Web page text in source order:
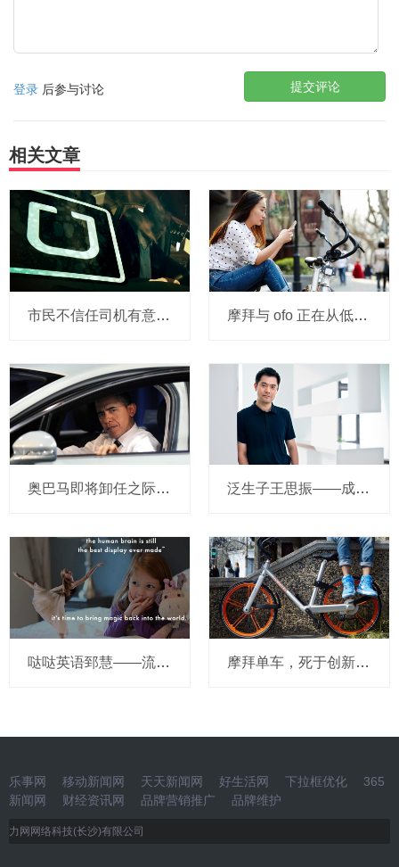
登录 后参与讨论 提交评论
相关文章
市民不信任司机有意见，Uber的匹兹堡自动驾驶路试难度不小，路况也来捣乱 摩拜与 ofo 正在从低端出发颠覆滴滴？三家的机会与风险
奥巴马即将卸任之际，要让无人驾驶汽车合法化？ 泛生子王思振——成立两年，融资数亿，基因检测如何帮助人类战胜癌症？
哒哒英语郅慧——流量这杯毒酒，你还喝吗？ 摩拜单车，死于创新的一百万种方式
乐事网 移动新闻网 天天新闻网 好生活网 下拉框优化
365
新闻网
财经资讯网 品牌营销推广 品牌维护
力网网络科技(长沙)有限公司